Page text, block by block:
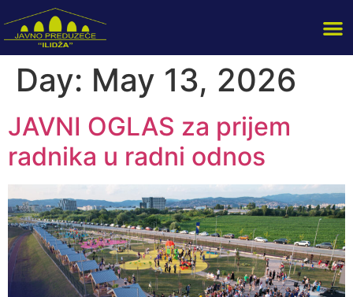
Day: May 13, 2026
JAVNI OGLAS za prijem
radnika u radni odnos